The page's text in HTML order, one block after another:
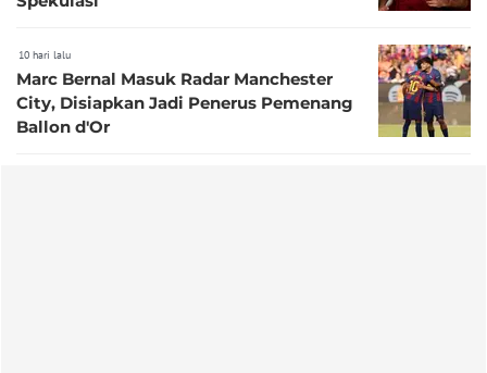
10 hari lalu
Marc Bernal Masuk Radar Manchester
City, Disiapkan Jadi Penerus Pemenang
Ballon d'Or